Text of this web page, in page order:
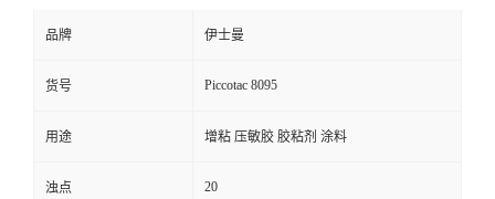
品牌 伊士曼
货号 Piccotac 8095
用途 增粘 压敏胶 胶粘剂 涂料
浊点 20